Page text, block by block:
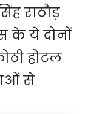
राठौड़
के ये दोनों
होटल
से